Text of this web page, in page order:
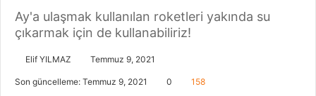
Ay'a ulaşmak kullanılan roketleri yakında su
çıkarmak için de kullanabiliriz!
Elif YILMAZ Temmuz 9, 2021
Son güncelleme: Temmuz 9, 2021 0 158